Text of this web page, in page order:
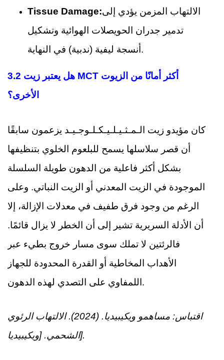
Tissue Damage:الالتهاب المزمن يؤدي إلى
تدمير جدران الحويصلات الهوائية وتشكيل
أنسجة ليفية (ندبية) في النهاية.
3.2 هل يعتبر زيت MCT أكثر أمانًا من الزيوت
الأخرى؟
كان مؤيدو زيت الـمـثـيـلـيـكـلـوجـيـد يزعمون سابقًا
أن قصر سلاسلها يسمح للبلعوم الخلوي بتنظيفها
بشكل أكثر فاعلية من الدهون طويلة السلسلة
الموجودة في الزيت المعدني أو الزيت النباتي. وعلى
الرغم من وجود فرق طفيف في معدلات الإزالة، إلا
أن الأدلة السريرية تشير إلى أن الخطر لا يزال قائمًا.
فالرئتين لا تملك سوى مسار خروج بطيء عبر
الأهداب المخاطية أو القدرة المحدودة للجهاز
اللمفاوي على التصدي لهذه الدهون.
اقتباس: مساهمو ويكيبيديا. (2024). الالتهاب الرئوي
الشحمي. [ويكيبيديا].